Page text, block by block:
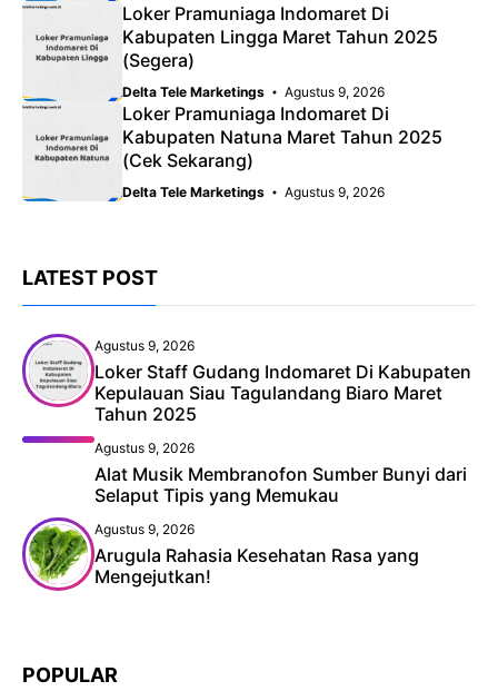
Loker Pramuniaga Indomaret Di
Kabupaten Lingga Maret Tahun 2025
(Segera)
Delta Tele Marketings Agustus 9, 2026
Loker Pramuniaga Indomaret Di
Kabupaten Natuna Maret Tahun 2025
(Cek Sekarang)
Delta Tele Marketings Agustus 9, 2026
LATEST POST
Agustus 9, 2026
Loker Staff Gudang Indomaret Di Kabupaten
Kepulauan Siau Tagulandang Biaro Maret
Tahun 2025
Agustus 9, 2026
Alat Musik Membranofon Sumber Bunyi dari
Selaput Tipis yang Memukau
Agustus 9, 2026
Arugula Rahasia Kesehatan Rasa yang
Mengejutkan!
POPULAR